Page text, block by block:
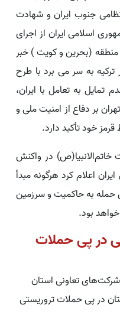
جنوب ایران و شهادت
اسلامی ایران از اجرای
منطقه (بحرین و کویت ) خبر
ترکیه به سر می برد با طرح
تمایل به تعامل با ایران،
بر دفاع از امنیت ملی و
خود تأکید دارد.
خاتم‌الانبیا(ص) در واکنش
اعلام کرد هرگونه مبدأ
حمله به حاکمیت و سرزمین
بود.
در پی حملات
تعاونی استان
در پی حملات تروریستی